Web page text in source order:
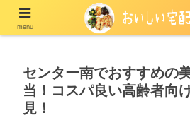
宅配の冷凍弁当や冷蔵弁当を紹
センター南でおすすめの
当！コスパ良い高齢者向
見！
menu